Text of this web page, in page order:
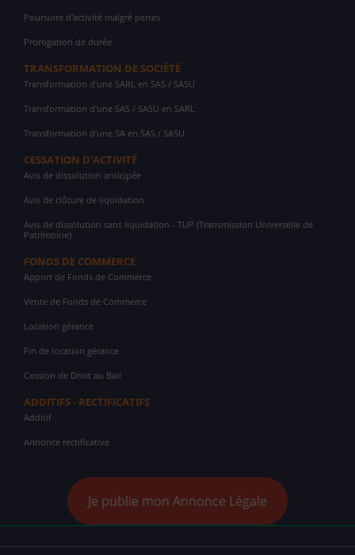
Poursuite d'activité malgré pertes
Prorogation de durée
TRANSFORMATION DE SOCIÉTÉ
Transformation d'une SARL en SAS / SASU
Transformation d'une SAS / SASU en SARL
Transformation d'une SA en SAS / SASU
CESSATION D'ACTIVITÉ
Avis de dissolution anticipée
Avis de clôture de liquidation
Avis de dissolution sans liquidation - TUP (Transmission Universelle de
Patrimoine)
FONDS DE COMMERCE
Apport de Fonds de Commerce
Vente de Fonds de Commerce
Location gérance
Fin de location gérance
Cession de Droit au Bail
ADDITIFS - RECTIFICATIFS
Additif
Annonce rectificative
Je publie mon Annonce Légale